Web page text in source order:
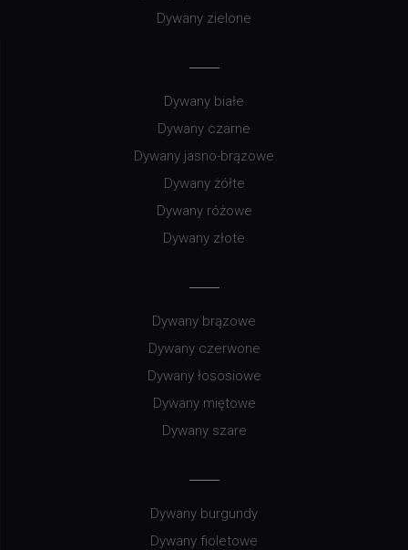
Dywany zielone
Dywany białe
Dywany czarne
Dywany jasno-brązowe
Dywany żółte
Dywany różowe
Dywany złote
Dywany brązowe
Dywany czerwone
Dywany łososiowe
Dywany miętowe
Dywany szare
Dywany burgundy
Dywany fioletowe